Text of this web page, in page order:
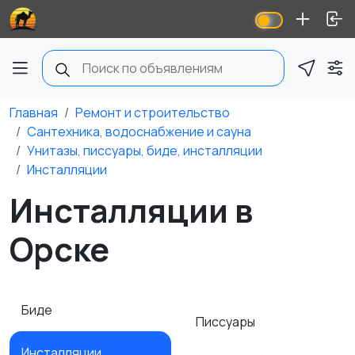
Главная
Ремонт и строительство
Сантехника, водоснабжение и сауна
Унитазы, писсуары, биде, инсталляции
Инсталляции
Инсталляции в
Орске
Биде
Писсуары